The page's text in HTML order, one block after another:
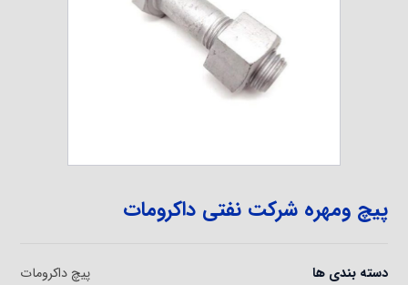
پیچ ومهره شرکت نفتی داکرومات
دسته بندی ها پیچ داکرومات